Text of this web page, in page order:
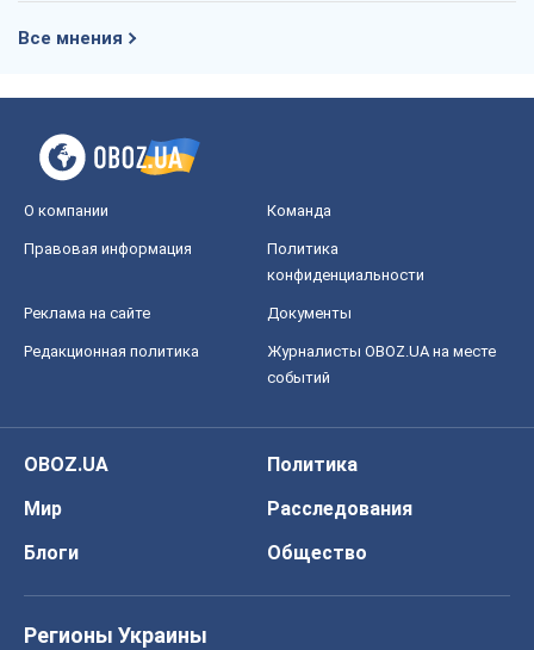
Все мнения
О компании Команда
Правовая информация
Политика
конфиденциальности
Реклама на сайте Документы
Редакционная политика
Журналисты OBOZ.UA на месте
событий
OBOZ.UA
Политика
Мир
Расследования
Блоги
Общество
Регионы Украины